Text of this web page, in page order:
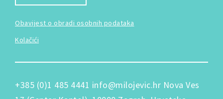
Obavijest o obradi osobnih podataka
Kolačići
+385 (0)1 485 4441 info@milojevic.hr Nova Ves